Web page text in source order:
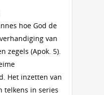
hoe God de
van
zegels (Apok. 5).
Het inzetten van
telkens in series